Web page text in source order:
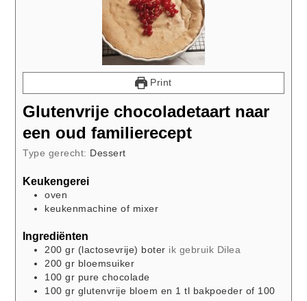
Print
Glutenvrije chocoladetaart naar
een oud familierecept
Type gerecht: Dessert
Keukengerei
oven
keukenmachine of mixer
Ingrediënten
200 gr (lactosevrije) boter ik gebruik Dilea
200gr bloemsuiker
100 gr pure chocolade
100 gr glutenvrije bloem en 1 tl bakpoeder of 100